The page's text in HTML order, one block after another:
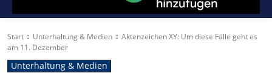
Start Unterhaltung & Medien
Aktenzeichen XY: Um diese Fälle geht es
am 11. Dezember
Unterhaltung & Medien